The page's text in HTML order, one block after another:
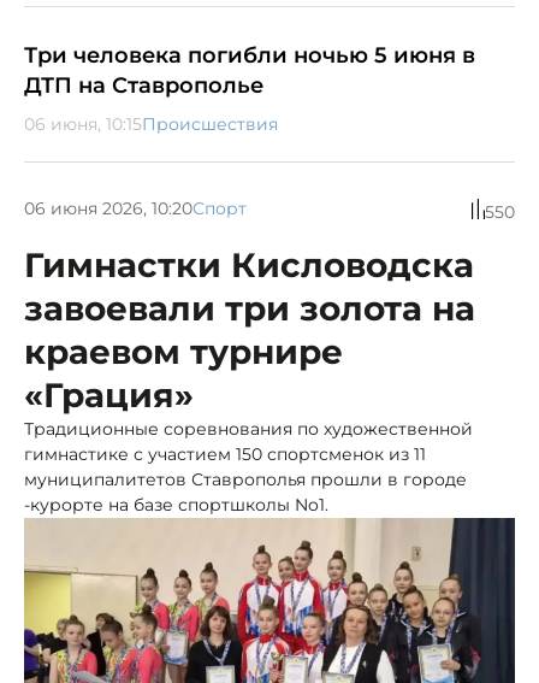
Три человека погибли ночью 5 июня в
ДТП на Ставрополье
06 июня, 10:15Происшествия
06 июня 2026, 10:20Спорт 550
Гимнастки Кисловодска
завоевали три золота на
краевом турнире
«Грация»
Традиционные соревнования по художественной
гимнастике с участием 150 спортсменок из 11
муниципалитетов Ставрополья прошли в городе
-курорте на базе спортшколы No1.